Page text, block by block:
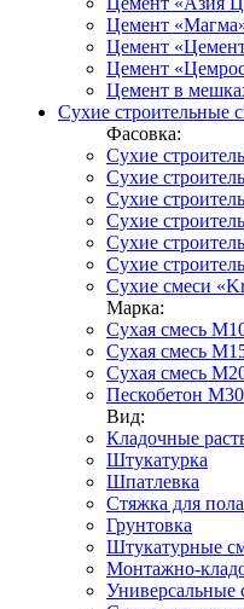
Цемент
Цемент
Цемент
Цемент в
Сухие строительные
Фасовка:
Сухие
Сухие
Сухие
Сухие
Сухие
Сухие
Сухие смеси
Марка:
Сухая смесь
Сухая смесь
Сухая смесь
Пескобетон
Вид:
Кладочные
Штукатурка
Шпатлевка
Стяжка для пола
Грунтовка
Штукатурные
Монтажно-
Универсальные